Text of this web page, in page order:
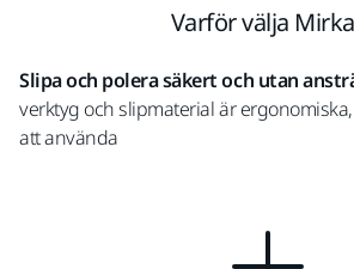
Varför välja
Slipa och polera säkert och utan
verktyg och slipmaterial är
att använda